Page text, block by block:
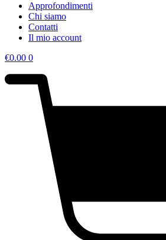
Approfondimenti
Chi siamo
Contatti
Il mio account
€0.00 0